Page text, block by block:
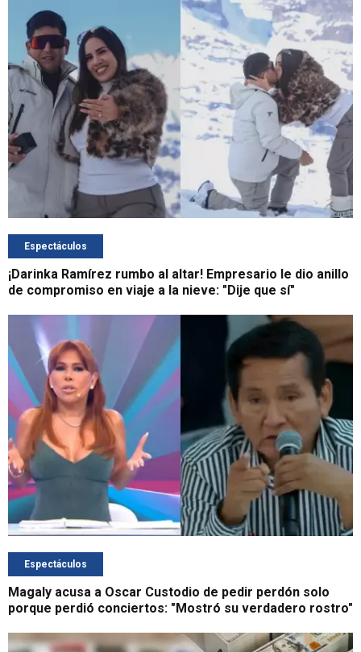
Espectáculos
¡Darinka Ramírez rumbo al altar! Empresario le dio anillo
de compromiso en viaje a la nieve: "Dije que sí"
Espectáculos
Magaly acusa a Oscar Custodio de pedir perdón solo
porque perdió conciertos: "Mostró su verdadero rostro"